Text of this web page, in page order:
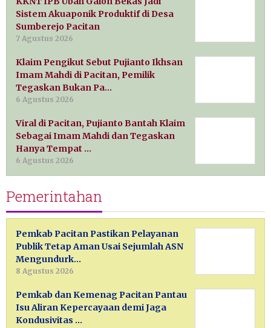
Sistem Akuaponik Produktif di Desa
Sumberejo Pacitan
7 Agustus 2026
Klaim Pengikut Sebut Pujianto Ikhsan
Imam Mahdi di Pacitan, Pemilik
Tegaskan Bukan Pa…
6 Agustus 2026
Viral di Pacitan, Pujianto Bantah Klaim
Sebagai Imam Mahdi dan Tegaskan
Hanya Tempat …
6 Agustus 2026
Pemerintahan
Pemkab Pacitan Pastikan Pelayanan
Publik Tetap Aman Usai Sejumlah ASN
Mengundurk…
8 Agustus 2026
Pemkab dan Kemenag Pacitan Pantau
Isu Aliran Kepercayaan demi Jaga
Kondusivitas …